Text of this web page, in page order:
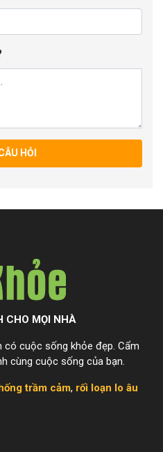
HỎI
CHO MỌI NHÀ
có cuộc sống khỏe đẹp. Cẩm
cùng cuộc sống của bạn.
trầm cảm, rối loạn lo âu